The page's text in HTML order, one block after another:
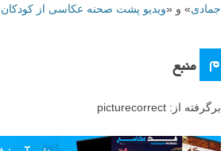
جمادی» و «ویدیو پشت صحنه عکاسی از کودکان
م منبع
برگرفته از: picturecorrect